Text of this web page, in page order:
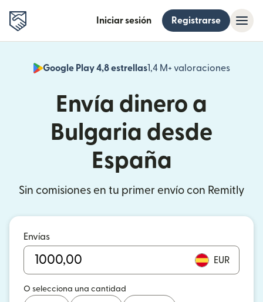
Iniciar sesión Registrarse
Google Play 4,8 estrellas1,4 M+ valoraciones
(se
Envía dinero a
Bulgaria desde
España
Sin comisiones en tu primer envío con Remitly
Envías
EUR
O selecciona una cantidad